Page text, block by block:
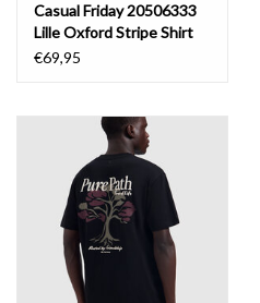
Casual Friday 20506333
Lille Oxford Stripe Shirt
8892 After Midnight Blue
€69,95